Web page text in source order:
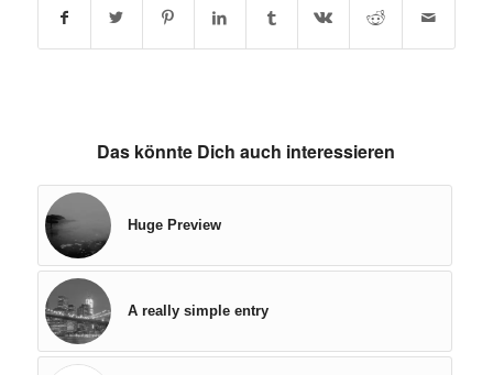
Das könnte Dich auch interessieren
Huge Preview
A really simple entry